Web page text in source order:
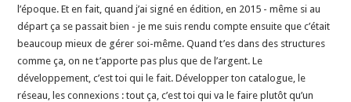
l’époque. Et en fait, quand j’ai signé en édition, en 2015 - même si au
départ ça se passait bien - je me suis rendu compte ensuite que c’était
beaucoup mieux de gérer soi-même. Quand t’es dans des structures
comme ça, on ne t’apporte pas plus que de l’argent. Le
développement, c’est toi qui le fait. Développer ton catalogue, le
réseau, les connexions : tout ça, c’est toi qui va le faire plutôt qu’un